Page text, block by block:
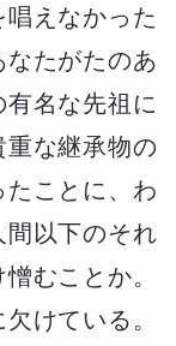
えなかった
たがたのあ
名な先祖に
な継承物の
ことに、わ
以下のそれ
むことか。
けている。